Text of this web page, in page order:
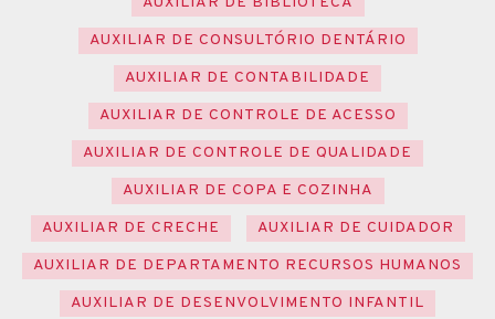
AUXILIAR DE CONSULTÓRIO DENTÁRIO
AUXILIAR DE CONTABILIDADE
AUXILIAR DE CONTROLE DE ACESSO
AUXILIAR DE CONTROLE DE QUALIDADE
AUXILIAR DE COPA E COZINHA
AUXILIAR DE CRECHE
AUXILIAR DE CUIDADOR
AUXILIAR DE DEPARTAMENTO RECURSOS HUMANOS
AUXILIAR DE DESENVOLVIMENTO INFANTIL